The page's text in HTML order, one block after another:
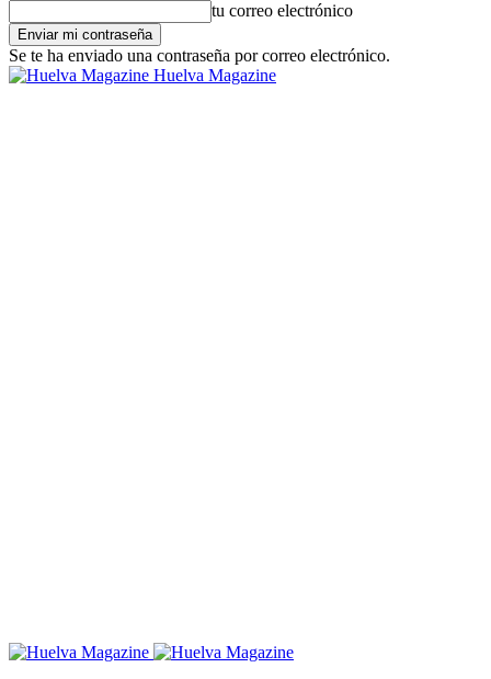
tu correo electrónico
Se te ha enviado una contraseña por correo electrónico.
Huelva Magazine